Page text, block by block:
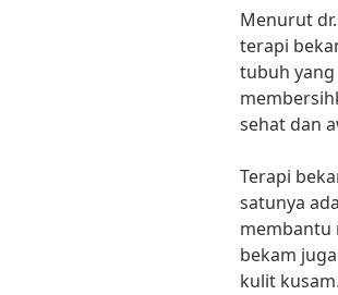
Menurut
terapi
tubuh
sehat dan
Terapi
satunya
membantu
bekam
kulit kusam.